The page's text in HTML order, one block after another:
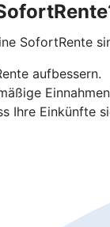
SofortRente
aufbessern.
Ihre Einkünfte